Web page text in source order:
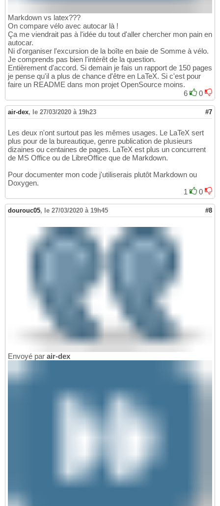
Markdown vs latex???
On compare vélo avec autocar là !
Ça me viendrait pas à l'idée du tout d'aller chercher mon pain en
autocar.
Ni d'organiser l'excursion de la boîte en baie de Somme à vélo.
Je comprends pas bien l'intérêt de la question.
Entièrement d'accord. Si demain je fais un rapport de 150 pages
je pense qu'il a plus de chance d'être en LaTeX. Si c'est pour
faire un README dans mon projet OpenSource moins.
6
0
air-dex, le 27/03/2020 à 19h23 #7
Les deux n'ont surtout pas les mêmes usages. Le LaTeX sert
plus pour de la bureautique, genre publication de plusieurs
dizaines ou centaines de pages. LaTeX est plus un concurrent
de MS Office ou de LibreOffice que de Markdown.
Pour documenter mon code j'utiliserais plutôt Markdown ou
Doxygen.
1
0
dourouc05, le 27/03/2020 à 19h45 #8
Envoyé par air-dex